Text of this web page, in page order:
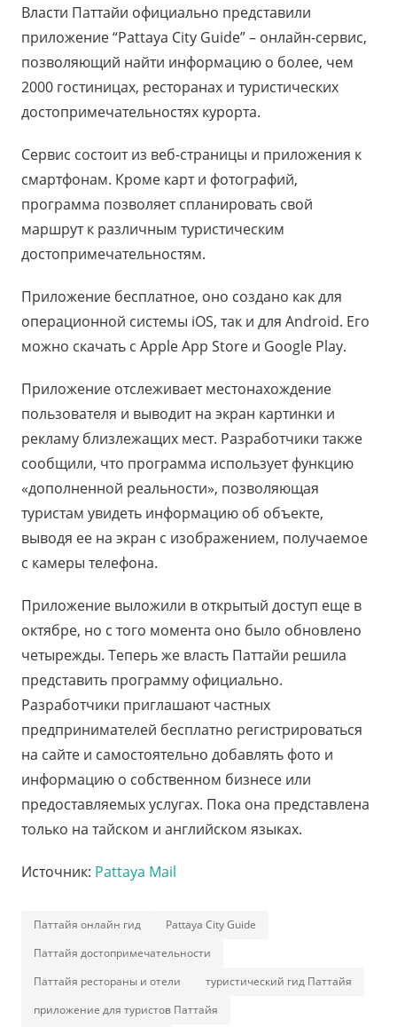
Власти Паттайи официально представили
приложение “Pattaya City Guide” – онлайн-сервис,
позволяющий найти информацию о более, чем
2000 гостиницах, ресторанах и туристических
достопримечательностях курорта.
Сервис состоит из веб-страницы и приложения к
смартфонам. Кроме карт и фотографий,
программа позволяет спланировать свой
маршрут к различным туристическим
достопримечательностям.
Приложение бесплатное, оно создано как для
операционной системы iOS, так и для Android. Его
можно скачать с Apple App Store и Google Play.
Приложение отслеживает местонахождение
пользователя и выводит на экран картинки и
рекламу близлежащих мест. Разработчики также
сообщили, что программа использует функцию
«дополненной реальности», позволяющая
туристам увидеть информацию об объекте,
выводя ее на экран с изображением, получаемое
с камеры телефона.
Приложение выложили в открытый доступ еще в
октябре, но с того момента оно было обновлено
четырежды. Теперь же власть Паттайи решила
представить программу официально.
Разработчики приглашают частных
предпринимателей бесплатно регистрироваться
на сайте и самостоятельно добавлять фото и
информацию о собственном бизнесе или
предоставляемых услугах. Пока она представлена
только на тайском и английском языках.
Источник: Pattaya Mail
Паттайя онлайн гид
Pattaya City Guide
Паттайя достопримечательности
Паттайя рестораны и отели
туристический гид Паттайя
приложение для туристов Паттайя